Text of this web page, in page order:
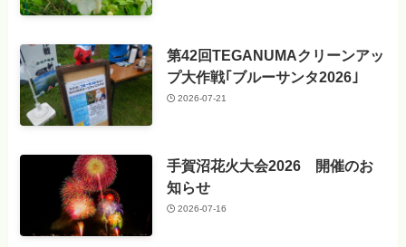
第42回TEGANUMAクリーンアッ
プ大作戦｢ブルーサンタ2026｣
2026-07-21
手賀沼花火大会2026 開催のお
知らせ
2026-07-16